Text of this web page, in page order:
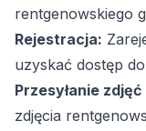
rentgenowskiego
Rejestracja:
uzyskać dostęp
Przesyłanie
zdjęcia